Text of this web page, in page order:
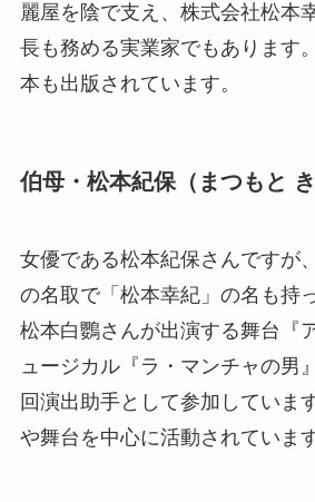
麗屋を陰で支え、株式会社松本
長も務める実業家でもあります
本も出版されています。
伯母・松本紀保（まつもと き
女優である松本紀保さんですが
の名取で「松本幸紀」の名も持
松本白鸚さんが出演する舞台『
ュージカル『ラ・マンチャの男
回演出助手として参加していま
や舞台を中心に活動されています